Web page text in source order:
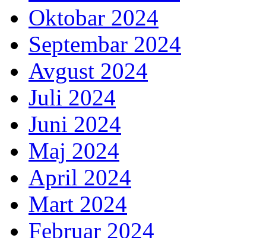
Oktobar 2024
Septembar 2024
Avgust 2024
Juli 2024
Juni 2024
Maj 2024
April 2024
Mart 2024
Februar 2024